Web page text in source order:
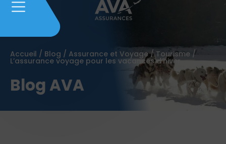
Accueil / Blog / Assurance et Voyage/Tourisme /
L’assurance voyage pour les vacances d’hiver
Blog AVA